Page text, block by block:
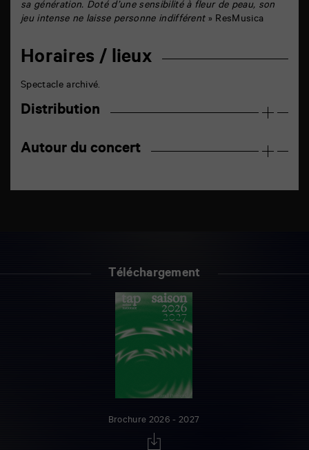
sa génération. Doté d’une sensibilité à fleur de peau, son
jeu intense ne laisse personne indifférent» ResMusica
Horaires / lieux
Spectacle archivé.
Distribution
Autour du concert
Téléchargement
Brochure 2026 - 2027